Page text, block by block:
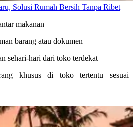
Solusi Rumah Bersih Tanpa Ribet
makanan
barang atau dokumen
sehari-hari dari toko terdekat
khusus di toko tertentu sesuai